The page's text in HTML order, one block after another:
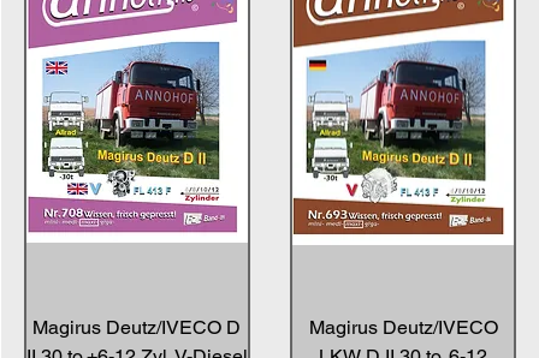
Magirus Deutz/IVECO D
Magirus Deutz/IVECO